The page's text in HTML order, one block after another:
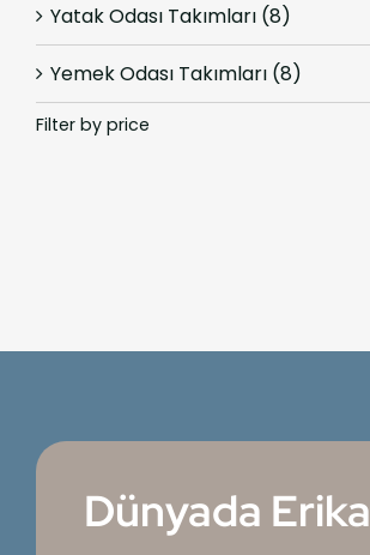
Yatak Odası Takımları (8)
Yemek Odası Takımları (8)
Filter by price
Dünyada Erika